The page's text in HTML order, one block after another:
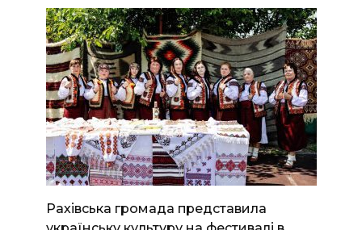
Рахівська громада представила